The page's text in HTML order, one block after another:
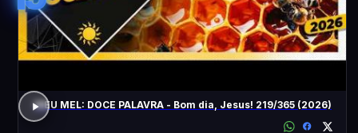
MEU MEL: DOCE PALAVRA - Bom dia, Jesus! 219/365 (2026)